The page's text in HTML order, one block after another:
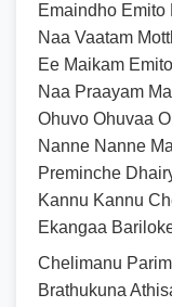
Emaindho
Naa Vaatam
Ee Maikam
Naa Praayam
Ohuvo Ohuvaa
Nanne Nanne
Preminche
Kannu Kannu
Ekangaa
Chelimanu
Brathukuna